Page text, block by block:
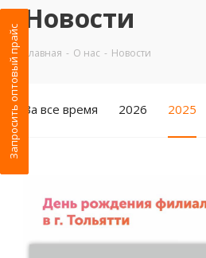
Новости
Главная - О нас - Новости
За все время 2026 2025
Запросить оптовый прайс